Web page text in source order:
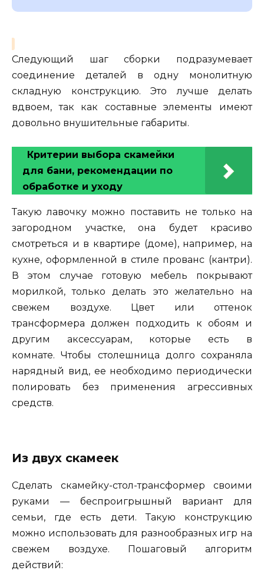
Следующий шаг сборки подразумевает
соединение деталей в одну монолитную
складную конструкцию. Это лучше делать
вдвоем, так как составные элементы имеют
довольно внушительные габариты.
Критерии выбора скамейки
для бани, рекомендации по
обработке и уходу
Такую лавочку можно поставить не только на
загородном участке, она будет красиво
смотреться и в квартире (доме), например, на
кухне, оформленной в стиле прованс (кантри).
В этом случае готовую мебель покрывают
морилкой, только делать это желательно на
свежем воздухе. Цвет или оттенок
трансформера должен подходить к обоям и
другим аксессуарам, которые есть в
комнате. Чтобы столешница долго сохраняла
нарядный вид, ее необходимо периодически
полировать без применения агрессивных
средств.
Из двух скамеек
Сделать скамейку-стол-трансформер своими
руками — беспроигрышный вариант для
семьи, где есть дети. Такую конструкцию
можно использовать для разнообразных игр на
свежем воздухе. Пошаговый алгоритм
действий: